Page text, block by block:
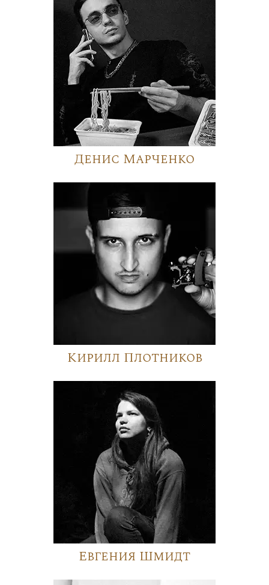
Денис Марченко
Кирилл Плотников
Евгения Шмидт